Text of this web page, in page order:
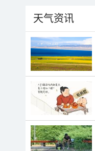
天气资讯